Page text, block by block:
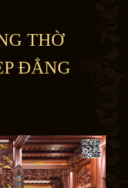
THỜ
ĐẲNG